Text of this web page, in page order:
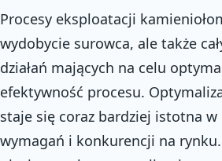
Procesy eksploatacji
wydobycie surowca, ale także
działań mających na celu
efektywność procesu.
staje się coraz bardziej istotna
wymagań i konkurencji na